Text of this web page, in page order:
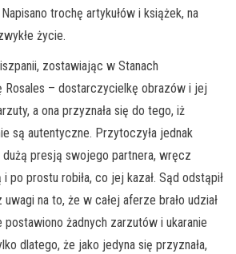
trochę artykułów i książek, na
życie.
zostawiając w Stanach
Rosales – dostarczycielkę obrazów i jej
a ona przyznała się do tego, iż
są autentyczne. Przytoczyła jednak
dużą presją swojego partnera, wręcz
po prostu robiła, co jej kazał. Sąd odstąpił
na to, że w całej aferze brało udział
żadnych zarzutów i ukaranie
dlatego, że jako jedyna się przyznała,